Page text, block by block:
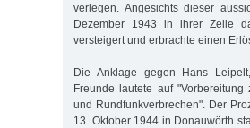
verlegen. Angesichts dieser
Dezember 1943 in ihrer Zelle
versteigert und erbrachte einen
Die Anklage gegen Hans
Freunde lautete auf
und Rundfunkverbrechen". Der
13. Oktober 1944 in Donauwörth